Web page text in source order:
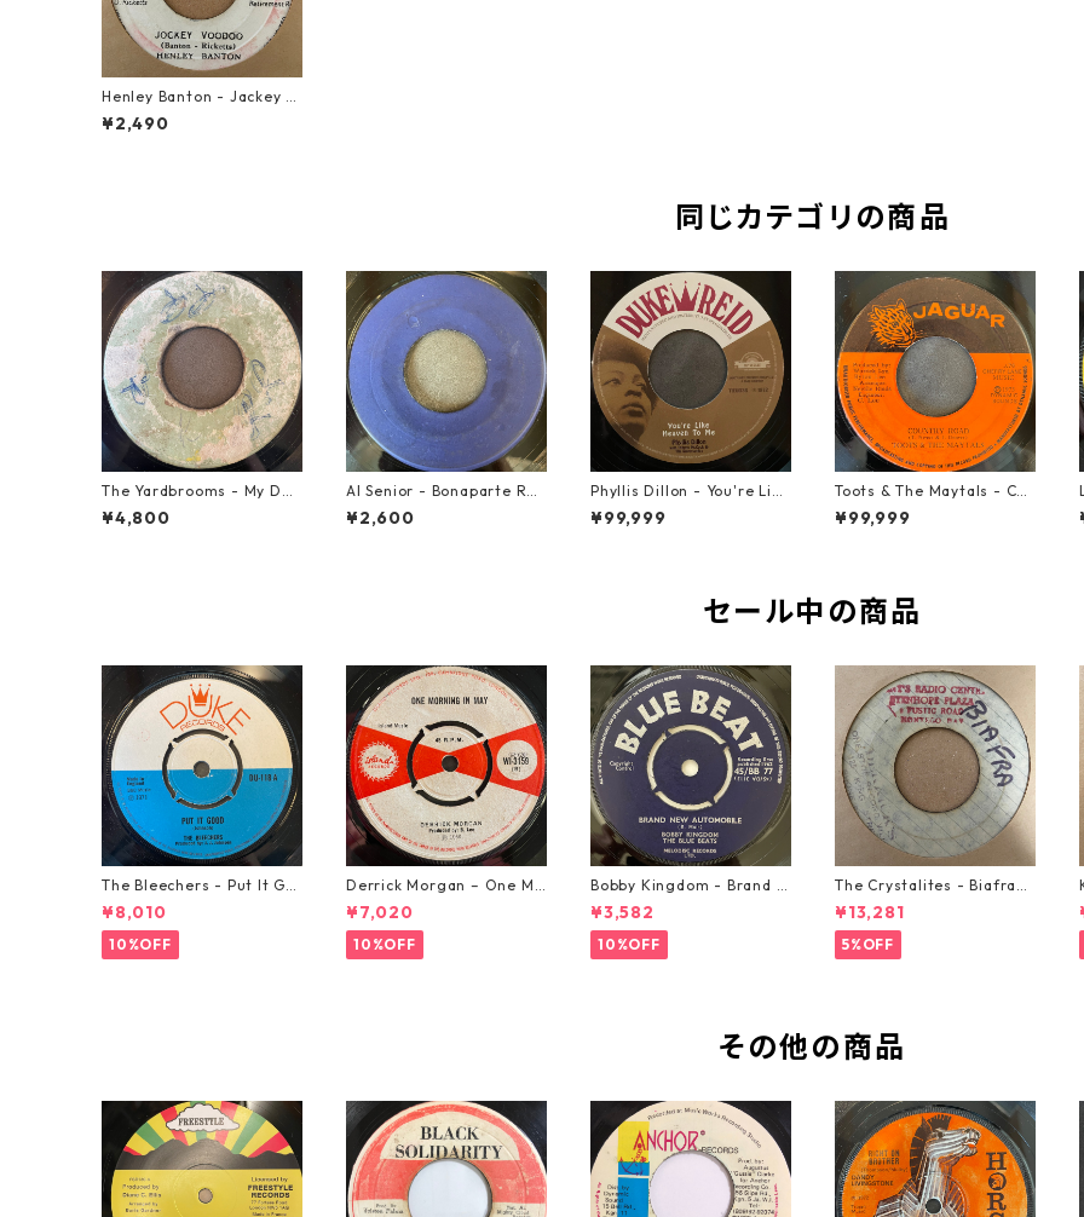
Henley Banton - Jackey V
oodoo【7-21292】
¥2,490
同じカテゴリの商品
The Yardbrooms - My Des
ire【7-21922】
¥4,800
Al Senior - Bonaparte Ret
reat【7-21861】
¥2,600
Phyllis Dillon - You're Like
Heaven To Me【7-21913】
¥99,999
Toots & The Maytals - Cou
ntry Road【7-21951】
¥99,999
セール中の商品
The Bleechers - Put It Go
od 【7-21637】
¥8,010
10%OFF
Derrick Morgan – One Mo
rning In May【7-21653】
¥7,020
10%OFF
Bobby Kingdom - Brand N
ew Automobile【7-2088
9】
¥3,582
10%OFF
The Crystalites - Biafra
【7-21293】
¥13,281
5%OFF
その他の商品